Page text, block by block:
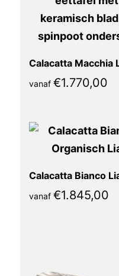
vanaf €1.770,00
vanaf €1.845,00